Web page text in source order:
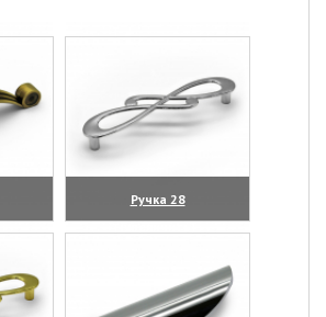
Ручка 28
(увеличить)